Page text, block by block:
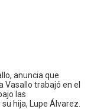
anuncia que
Vasallo trabajó en el
las
hija, Lupe Álvarez.